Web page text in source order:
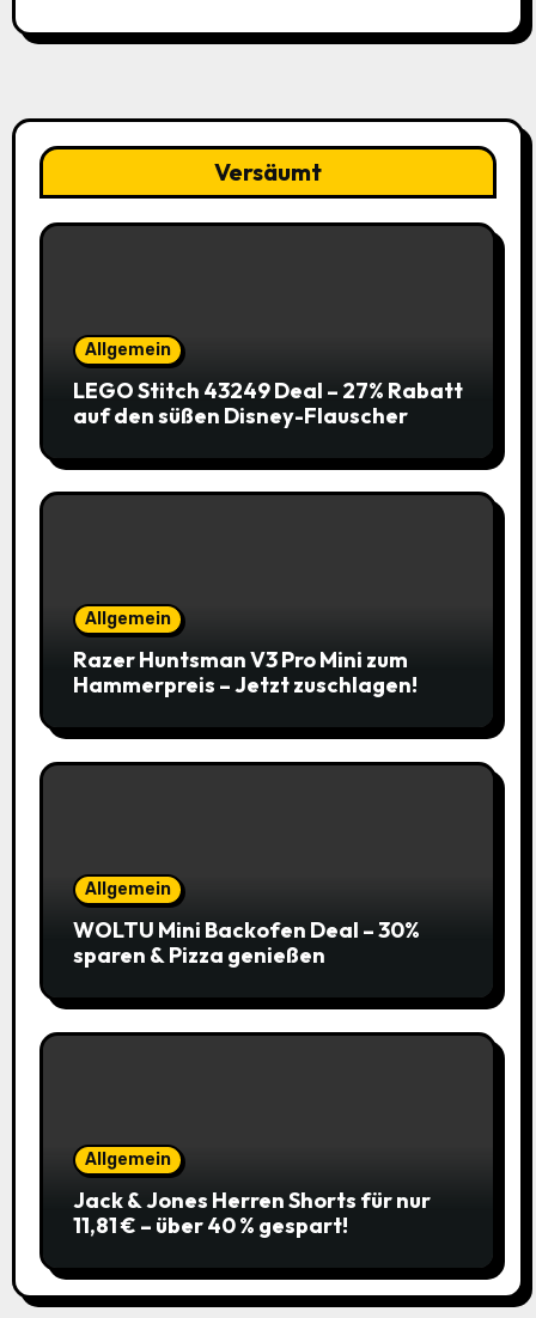
Versäumt
Allgemein
LEGO Stitch 43249 Deal – 27% Rabatt
auf den süßen Disney-Flauscher
Allgemein
Razer Huntsman V3 Pro Mini zum
Hammerpreis – Jetzt zuschlagen!
Allgemein
WOLTU Mini Backofen Deal – 30%
sparen & Pizza genießen
Allgemein
Jack & Jones Herren Shorts für nur
11,81 € – über 40 % gespart!